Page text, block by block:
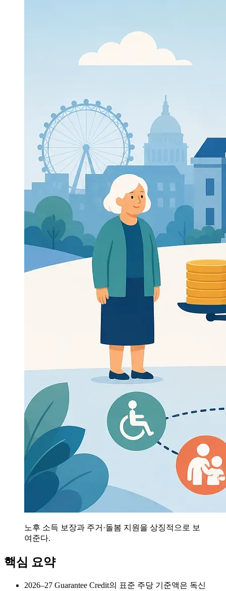
노후 소득 보장과 주거·돌봄 지원을 상징적으로 보
여준다.
핵심 요약
2026–27 Guarantee Credit의 표준 주당 기준액은 독신